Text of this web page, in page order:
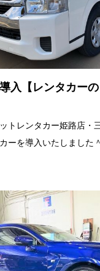
入【レンタカー
トレンタカー姫路店・
ーを導入いたしました